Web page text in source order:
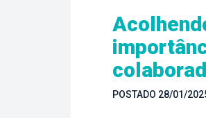
POSTADO 28/01/